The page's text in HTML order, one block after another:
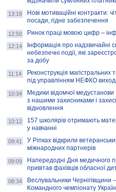
13:18
Нові мотиваційні контракти:
посади, гідне забезпечення
12:50 Ринок праці мовою цифр –
12:14
Інформація про надзвичайні
небезпечні події, які
за добу
11:14
Реконструкція магістральних
під управлінням НЕФКО
10:34
Медики відомчої
з нашими захисниками і
відновлення
10:12
157 школярів отримають
у навчанні
09:41
У Ріпках відкрили
міжнародних партнерів
09:09
Напередодні Дня медичного
привітав фахівців обласної
08:34
Веслувальники Чернігівщини
Командного чемпіонату